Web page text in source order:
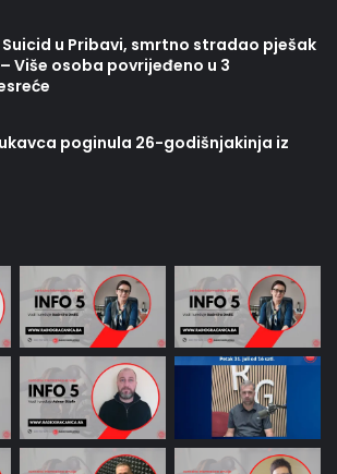
u Pribavi, smrtno stradao pješak
Više osoba povrijeđeno u 3
poginula 26-godišnjakinja iz